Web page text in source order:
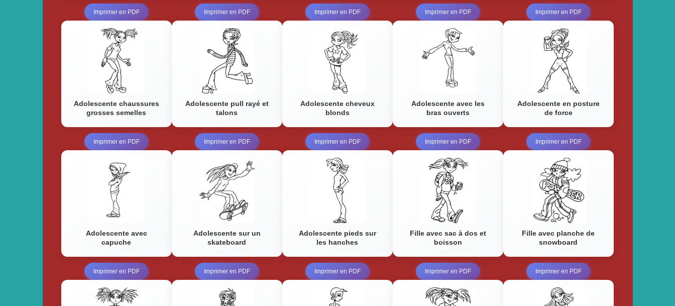
Imprimer en PDF Imprimer en PDF Imprimer en PDF Imprimer en PDF Imprimer en PDF
Adolescente chaussures
grosses semelles
Imprimer en PDF
Adolescente pull rayé et
talons
Imprimer en PDF
Adolescente cheveux
blonds
Imprimer en PDF
Adolescente avec les
bras ouverts
Imprimer en PDF
Adolescente en posture
de force
Imprimer en PDF
Adolescente avec
capuche
Imprimer en PDF
Adolescente sur un
skateboard
Imprimer en PDF
Adolescente pieds sur
les hanches
Imprimer en PDF
Fille avec sac à dos et
boisson
Imprimer en PDF
Fille avec planche de
snowboard
Imprimer en PDF